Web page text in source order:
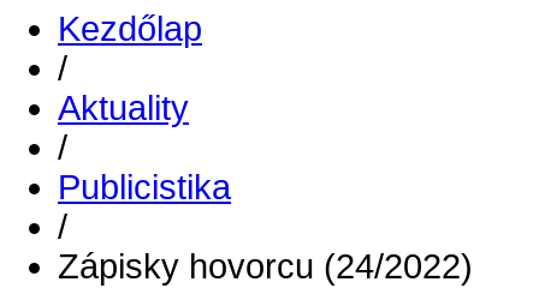
Kezdőlap
/
Aktuality
/
Publicistika
/
Zápisky hovorcu (24/2022)